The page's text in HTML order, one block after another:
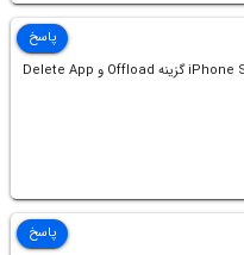
چرا تو قسمت iPhone Storage گزینه Offload و Delete App
پاسخ
پاسخ